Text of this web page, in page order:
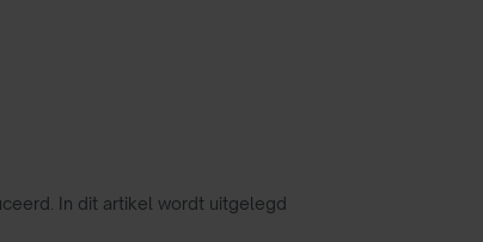
In dit artikel wordt uitgelegd